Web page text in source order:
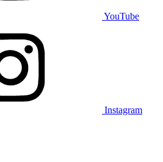
YouTube
Instagram